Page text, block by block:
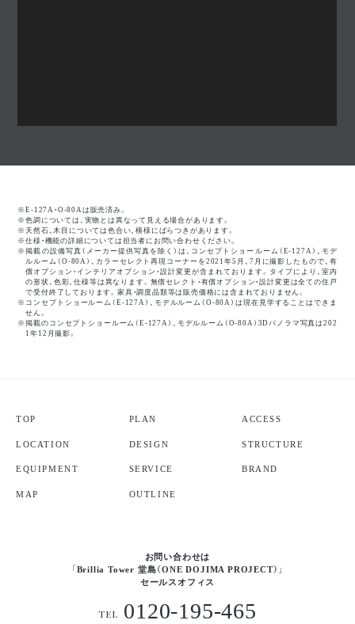
※E-127A・O-80Aは販売済み。
※色調については、実物とは異なって見える場合があります。
※天然石、木目については色合い、模様にばらつきがあります。
※仕様・機能の詳細については担当者にお問い合わせください。
※掲載の設備写真（メーカー提供写真を除く）は、コンセプトショールーム（E-127A）、モデ
ルルーム（O-80A）、カラーセレクト再現コーナーを2021年5月、7月に撮影したもので、有
償オプション・インテリアオプション・設計変更が含まれております。タイプにより、室内
の形状、色彩、仕様等は異なります。無償セレクト・有償オプション・設計変更は全ての住戸
で受付終了しております。家具・調度品類等は販売価格には含まれておりません。
※コンセプトショールーム（E-127A）、モデルルーム（O-80A）は現在見学することはできま
せん。
※掲載のコンセプトショールーム（E-127A）、モデルルーム（O-80A）3Dパノラマ写真は202
1年12月撮影。
TOP PLAN ACCESS
LOCATION DESIGN STRUCTURE
EQUIPMENT SERVICE BRAND
MAP OUTLINE
お問い合わせは
「Brillia Tower 堂島（ONE DOJIMA PROJECT）」
セールスオフィス
TEL 0120-195-465